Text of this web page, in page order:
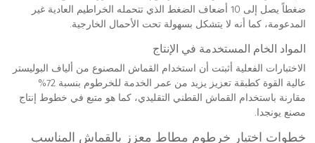
ضغطاً يصل إلى 10 أضعاف الضغط الذي تتحمله الخراطيم العادية غير
المدعومة، كما أنه لا يتشكل بسهولة تحت الأحمال الخارجية.
المواد الخام المستخدمة في الإنتاج
الاختبارات الفعلية أثبتت أن استخدام القماش المصنوع من ألياف البوليستر
عالية القوة كطبقة تعزيز يزيد من عمر الخدمة للخرطوم بنسبة 72%
مقارنة باستخدام القماش القطني التقليدي، كما هو متبع في خطوط إنتاج
مصنع يونجدا.
خطوات اختيار خرطوم مطاط معزز بالقماش المناسب